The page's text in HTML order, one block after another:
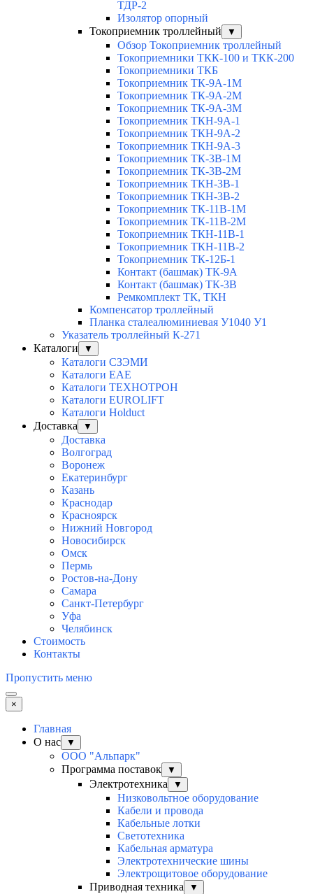
ТДР-2
Изолятор опорный
Токоприемник троллейный
▼
Обзор Токоприемник троллейный
Токоприемники ТКК-100 и ТКК-200
Токоприемники ТКБ
Токоприемник ТК-9А-1М
Токоприемник ТК-9А-2М
Токоприемник ТК-9А-3М
Токоприемник ТКН-9А-1
Токоприемник ТКН-9А-2
Токоприемник ТКН-9А-3
Токоприемник ТК-3В-1М
Токоприемник ТК-3В-2М
Токоприемник ТКН-3В-1
Токоприемник ТКН-3В-2
Токоприемник ТК-11В-1М
Токоприемник ТК-11В-2М
Токоприемник ТКН-11В-1
Токоприемник ТКН-11В-2
Токоприемник ТК-12Б-1
Контакт (башмак) ТК-9А
Контакт (башмак) ТК-3В
Ремкомплект ТК, ТКН
Компенсатор троллейный
Планка сталеалюминиевая У1040 У1
Указатель троллейный К-271
Каталоги
▼
Каталоги СЗЭМИ
Каталоги EAE
Каталоги ТЕХНОТРОН
Каталоги EUROLIFT
Каталоги Holduct
Доставка
▼
Доставка
Волгоград
Воронеж
Екатеринбург
Казань
Краснодар
Красноярск
Нижний Новгород
Новосибирск
Омск
Пермь
Ростов-на-Дону
Самара
Санкт-Петербург
Уфа
Челябинск
Стоимость
Контакты
Пропустить меню
×
Главная
О нас
▼
ООО "Альпарк"
Программа поставок
▼
Электротехника ▼
Низковольтное оборудование
Кабели и провода
Кабельные лотки
Светотехника
Кабельная арматура
Электротехнические шины
Электрощитовое оборудование
Приводная техника
▼